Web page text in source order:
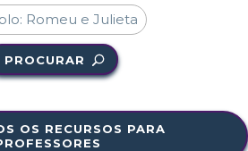
PROCURAR
OS RECURSOS PARA